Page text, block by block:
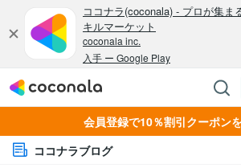
会員登録で10％割引クーポン
ココナラブログ